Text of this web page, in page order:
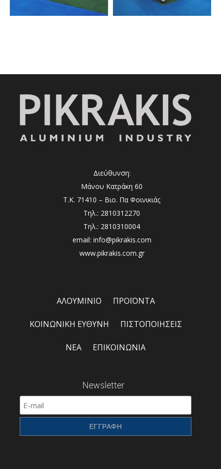
Διεύθυνση:
Μάνου Κατράκη 60
Τ.Κ. 71410 – Βιο. Πα Φοινικιάς
Τηλ.: 2810312270
Τηλ.: 2810310004
email: info@pikrakis.com
www.pikrakis.com.gr
ΑΛΟΥΜΙΝΙΟ ΠΡΟΪΟΝΤΑ
ΚΟΙΝΩΝΙΚΗ ΕΥΘΥΝΗ ΠΙΣΤΟΠΟΙΗΣΕΙΣ
ΝΕΑ ΕΠΙΚΟΙΝΩΝΙΑ
Newsletter